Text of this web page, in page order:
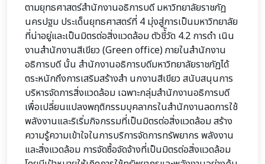
ตามยุทธศาสตร์สำนักงานอธิการบดี มหาวิทยาลัยราชภัฏ
นครปฐม ประเด็นยุทธศาสตร์ที่ 4 มุ่งสู่การเป็นมหาวิทยาลัย
ที่น่าอยู่และเป็นมิตรต่อสิ่งแวดล้อม ตัวชี้ัวัด 4.2 การดำ เนิน
งานสำนักงานสีเขียว (Green office) ภายในสำนักงาน
อธิการบดี นั้น สำนักงานอธิการบดีมหาวิทยาลัยราชภัฏได้
ตระหนักถึงการเสริมสร้างสำ นกงานสีเขียว สนับสนุนการ
บริหารจัดการสิ่งแวดล้อม เฉพาะกลุ่มสำนักงานอธิการบดี
เพื่อเปลี่ยนแปลงพฤติกรรมบุคลากรในสำนักงานลดการใช้
พลังงานและริเริ่มกิจกรรมที่เป็นมิตรต่อสิ่งแวดล้อม สร้าง
ความรู้ความเข้าใจในการบริการจัดการทรัพยากร พลังงาน
และสิ่งแวดล้อม การจัดซื้อจัดจ้างที่เป็นมิตรต่อสิ่งแวดล้อม